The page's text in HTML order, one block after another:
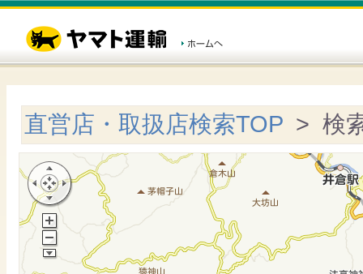
直営店・取扱店検索TOP > 検